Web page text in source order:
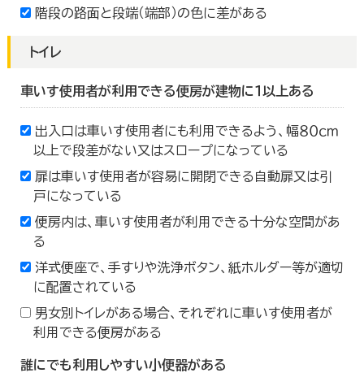
階段の路面と段端（端部）の色に差がある
トイレ
車いす使用者が利用できる便房が建物に１以上ある
出入口は車いす使用者にも利用できるよう、幅８０ｃｍ
以上で段差がない又はスロープになっている
扉は車いす使用者が容易に開閉できる自動扉又は引
戸になっている
便房内は、車いす使用者が利用できる十分な空間があ
る
洋式便座で、手すりや洗浄ボタン、紙ホルダー等が適切
に配置されている
男女別トイレがある場合、それぞれに車いす使用者が
利用できる便房がある
誰にでも利用しやすい小便器がある